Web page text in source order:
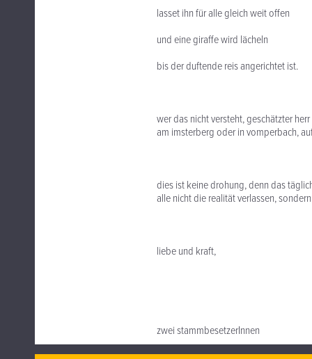
lasset ihn für alle gleich weit offen
und eine giraffe wird lächeln
bis der duftende reis angerichtet ist.
wer das nicht versteht, geschätzter
am imsterberg oder in vomperbach,
dies ist keine drohung, denn das
alle nicht die realität verlassen,
liebe und kraft,
zwei stammbesetzerInnen